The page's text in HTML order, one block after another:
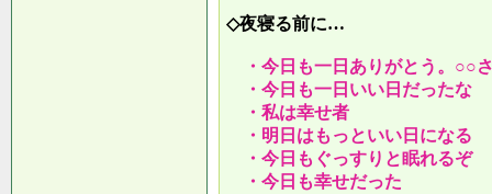
◇夜寝る前に…
・今日も一日ありがとう。○○
・今日も一日いい日だったな
・私は幸せ者
・明日はもっといい日になる
・今日もぐっすりと眠れるぞ
・今日も幸せだった